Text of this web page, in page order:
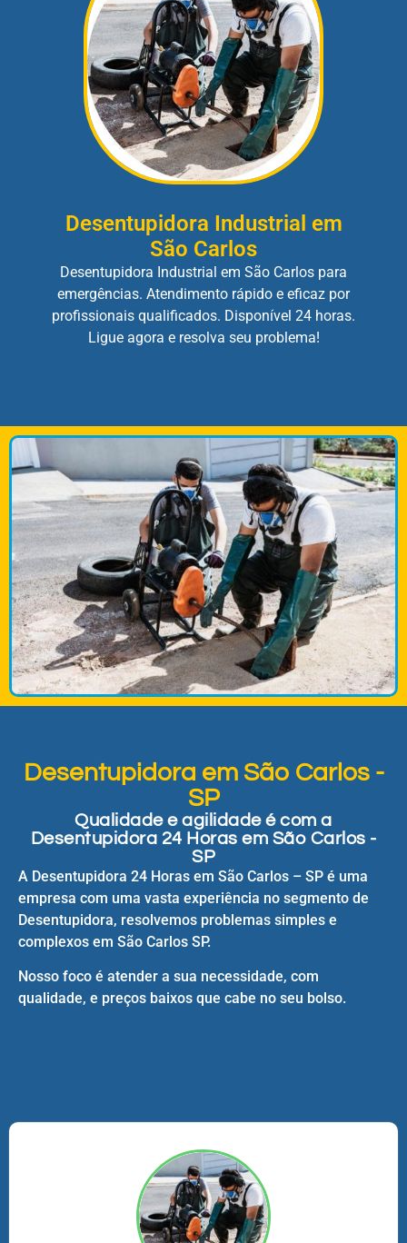
Desentupidora Industrial em
São Carlos
Desentupidora Industrial em São Carlos para
emergências. Atendimento rápido e eficaz por
profissionais qualificados. Disponível 24 horas.
Ligue agora e resolva seu problema!
Desentupidora em São Carlos -
SP
Qualidade e agilidade é com a
Desentupidora 24 Horas em São Carlos -
SP
A Desentupidora 24 Horas em São Carlos – SP é uma
empresa com uma vasta experiência no segmento de
Desentupidora, resolvemos problemas simples e
complexos em São Carlos SP.
Nosso foco é atender a sua necessidade, com
qualidade, e preços baixos que cabe no seu bolso.